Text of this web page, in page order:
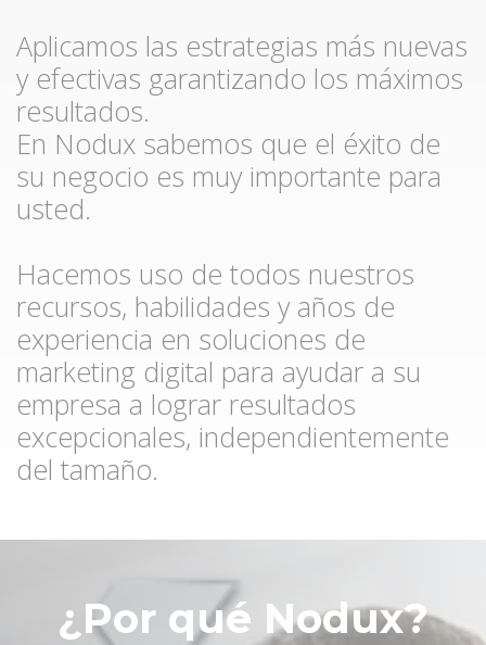
Aplicamos las estrategias más nuevas
y efectivas garantizando los máximos
resultados.
En Nodux sabemos que el éxito de
su negocio es muy importante para
usted.
Hacemos uso de todos nuestros
recursos, habilidades y años de
experiencia en soluciones de
marketing digital para ayudar a su
empresa a lograr resultados
excepcionales, independientemente
del tamaño.
¿Por qué Nodux?